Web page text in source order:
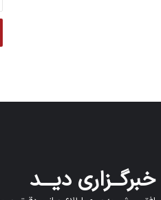
خبرگــزاری دیـــد